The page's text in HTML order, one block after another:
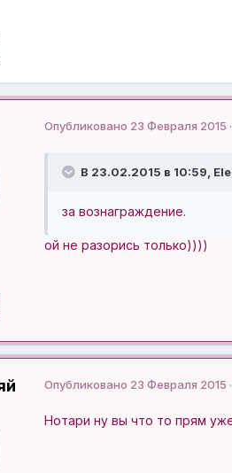
Опубликовано 23 Февраля 2015
В 23.02.2015 в 10:59,
за вознаграждение.
ой не разорись только))))
Опубликовано 23 Февраля 2015
Нотари ну вы что то прям